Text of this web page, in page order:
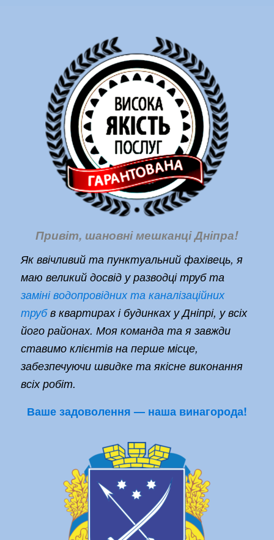
Привіт, шановні мешканці Дніпра!
Як ввічливий та пунктуальний фахівець, я
маю великий досвід у разводці труб та
заміні водопровідних та каналізаційних
трубв квартирах і будинках у Дніпрі, у всіх
його районах. Моя команда та я завжди
ставимо клієнтів на перше місце,
забезпечуючи швидке та якісне виконання
всіх робіт.
Ваше задоволення — наша винагорода!